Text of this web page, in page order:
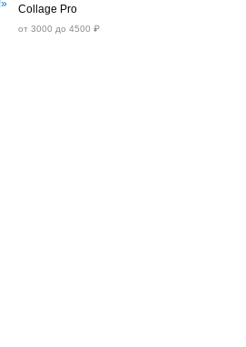
Collage Pro
от 3000 до 4500 ₽